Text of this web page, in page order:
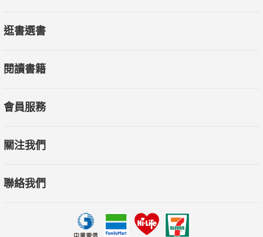
逛書選書
閱讀書籍
會員服務
關注我們
聯絡我們